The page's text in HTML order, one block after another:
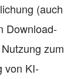
(auch
Download-
zum
von KI-